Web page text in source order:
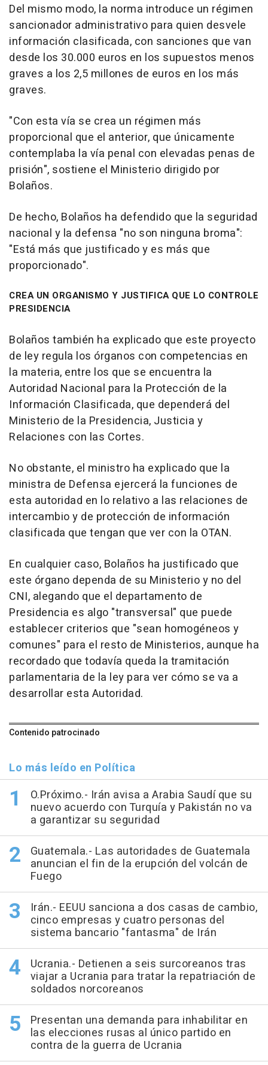
Del mismo modo, la norma introduce un régimen
sancionador administrativo para quien desvele
información clasificada, con sanciones que van
desde los 30.000 euros en los supuestos menos
graves a los 2,5 millones de euros en los más
graves.
"Con esta vía se crea un régimen más
proporcional que el anterior, que únicamente
contemplaba la vía penal con elevadas penas de
prisión", sostiene el Ministerio dirigido por
Bolaños.
De hecho, Bolaños ha defendido que la seguridad
nacional y la defensa "no son ninguna broma":
"Está más que justificado y es más que
proporcionado".
CREA UN ORGANISMO Y JUSTIFICA QUE LO CONTROLE
PRESIDENCIA
Bolaños también ha explicado que este proyecto
de ley regula los órganos con competencias en
la materia, entre los que se encuentra la
Autoridad Nacional para la Protección de la
Información Clasificada, que dependerá del
Ministerio de la Presidencia, Justicia y
Relaciones con las Cortes.
No obstante, el ministro ha explicado que la
ministra de Defensa ejercerá la funciones de
esta autoridad en lo relativo a las relaciones de
intercambio y de protección de información
clasificada que tengan que ver con la OTAN.
En cualquier caso, Bolaños ha justificado que
este órgano dependa de su Ministerio y no del
CNI, alegando que el departamento de
Presidencia es algo "transversal" que puede
establecer criterios que "sean homogéneos y
comunes" para el resto de Ministerios, aunque ha
recordado que todavía queda la tramitación
parlamentaria de la ley para ver cómo se va a
desarrollar esta Autoridad.
Contenido patrocinado
Lo más leído en Política
O.Próximo.- Irán avisa a Arabia Saudí que su
nuevo acuerdo con Turquía y Pakistán no va
a garantizar su seguridad
Guatemala.- Las autoridades de Guatemala
anuncian el fin de la erupción del volcán de
Fuego
Irán.- EEUU sanciona a dos casas de cambio,
cinco empresas y cuatro personas del
sistema bancario "fantasma" de Irán
Ucrania.- Detienen a seis surcoreanos tras
viajar a Ucrania para tratar la repatriación de
soldados norcoreanos
Presentan una demanda para inhabilitar en
las elecciones rusas al único partido en
contra de la guerra de Ucrania